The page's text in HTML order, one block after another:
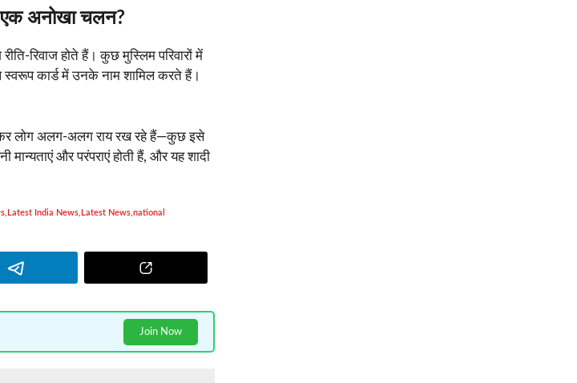
एक अनोखा चलन?
रिवाज होते हैं। कुछ मुस्लिम परिवारों में
स्वरूप कार्ड में उनके नाम शामिल करते हैं।
लोग अलग-अलग राय रख रहे हैं—कुछ इसे
मान्यताएं और परंपराएं होती हैं, और यह शादी
, Latest India News, Latest News,national
Join Now